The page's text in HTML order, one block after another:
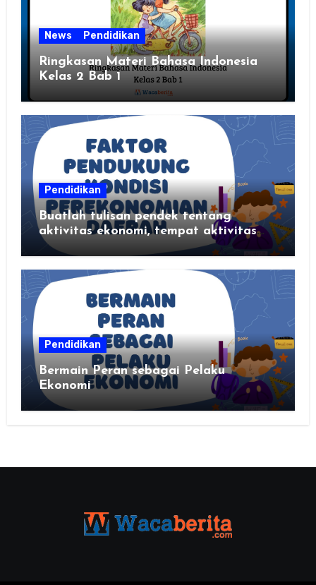
News Pendidikan
Ringkasan Materi Bahasa Indonesia
Kelas 2 Bab 1
Pendidikan
Buatlah tulisan pendek tentang
aktivitas ekonomi, tempat aktivitas
ekonomi, dan hasil produksi daerah
kalian
Pendidikan
Bermain Peran sebagai Pelaku
Ekonomi